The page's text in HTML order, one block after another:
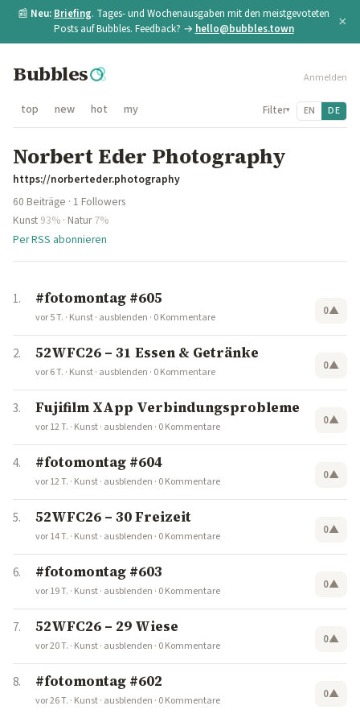
📰 Neu: Briefing. Tages- und Wochenausgaben mit den meistgevoteten
Posts auf Bubbles. Feedback? → hello@bubbles.town ×
Bubbles Anmelden
top new hot my Filter▾ EN DE
Norbert Eder Photography
https://norberteder.photography
60 Beiträge · 1 Followers
Kunst 93% · Natur 7%
Per RSS abonnieren
#fotomontag #605
vor 5 T. · Kunst· ausblenden · 0 Kommentare 0▲
52WFC26 – 31 Essen & Getränke
vor 6 T. · Kunst· ausblenden · 0 Kommentare 0▲
Fujifilm XApp Verbindungsprobleme
vor 12 T. · Kunst· ausblenden · 0 Kommentare 0▲
#fotomontag #604
vor 12 T. · Kunst· ausblenden · 0 Kommentare 0▲
52WFC26 – 30 Freizeit
vor 14 T. · Kunst· ausblenden · 0 Kommentare 0▲
#fotomontag #603
vor 19 T. · Kunst· ausblenden · 0 Kommentare 0▲
52WFC26 – 29 Wiese
vor 20 T. · Kunst· ausblenden · 0 Kommentare 0▲
#fotomontag #602
vor 26 T. · Kunst· ausblenden · 0 Kommentare 0▲